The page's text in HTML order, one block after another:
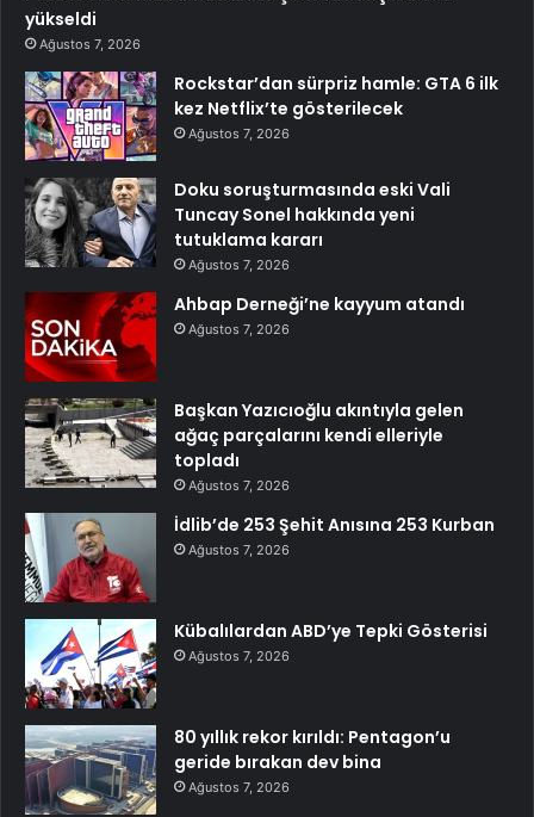
yükseldi
Ağustos 7, 2026
Rockstar’dan sürpriz hamle: GTA 6 ilk
kez Netflix’te gösterilecek
Ağustos 7, 2026
Doku soruşturmasında eski Vali
Tuncay Sonel hakkında yeni
tutuklama kararı
Ağustos 7, 2026
Ahbap Derneği’ne kayyum atandı
Ağustos 7, 2026
Başkan Yazıcıoğlu akıntıyla gelen
ağaç parçalarını kendi elleriyle
topladı
Ağustos 7, 2026
İdlib’de 253 Şehit Anısına 253 Kurban
Ağustos 7, 2026
Kübalılardan ABD’ye Tepki Gösterisi
Ağustos 7, 2026
80 yıllık rekor kırıldı: Pentagon’u
geride bırakan dev bina
Ağustos 7, 2026